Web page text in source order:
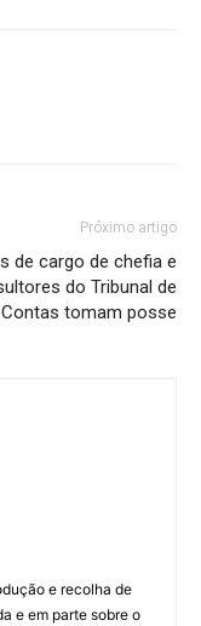
Próximo artigo
de cargo de chefia e
do Tribunal de
Contas tomam posse
e recolha de
e em parte sobre o